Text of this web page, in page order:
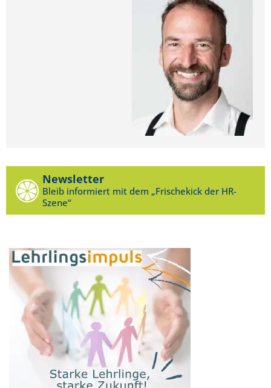
Newsletter
Bleib informiert mit dem „Frischekick der HR-
Szene“